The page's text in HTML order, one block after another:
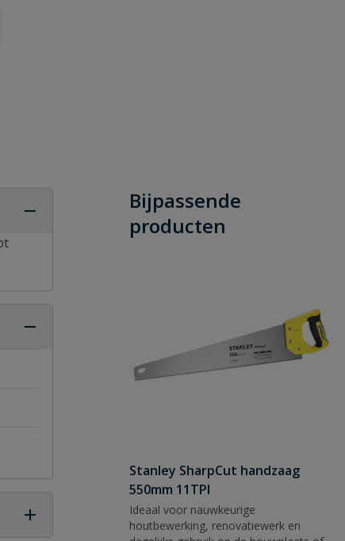
Bijpassende
producten
Stanley SharpCut handzaag
550mm 11TPI
Ideaal voor nauwkeurige
houtbewerking, renovatiewerk en